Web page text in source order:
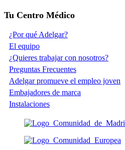
Tu Centro Médico
¿Por qué Adelgar?
El equipo
¿Quieres trabajar con nosotros?
Preguntas Frecuentes
Adelgar promueve el empleo joven
Embajadores de marca
Instalaciones